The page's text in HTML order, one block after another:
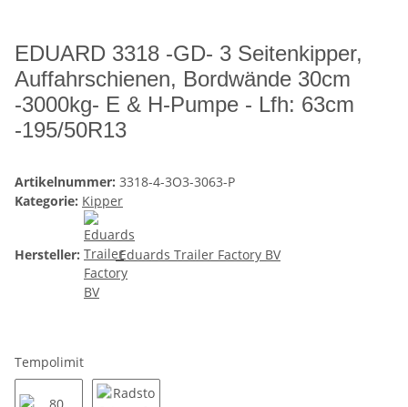
EDUARD 3318 -GD- 3 Seitenkipper,
Auffahrschienen, Bordwände 30cm
-3000kg- E & H-Pumpe - Lfh: 63cm
-195/50R13
Artikelnummer: 3318-4-3O3-3063-P
Kategorie: Kipper
Hersteller: Eduards Trailer Factory BV
Tempolimit